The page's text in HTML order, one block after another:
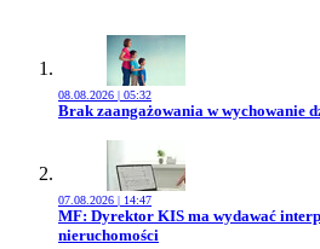
08.08.2026 | 05:32
Przejdź do artykułu:
Brak zaangażowania w wychowanie
07.08.2026 | 14:47
Przejdź do artykułu:
MF: Dyrektor KIS ma wydawać
nieruchomości